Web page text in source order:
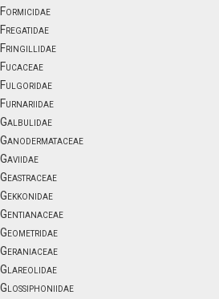
Formicidae
Fregatidae
Fringillidae
Fucaceae
Fulgoridae
Furnariidae
Galbulidae
Ganodermataceae
Gaviidae
Geastraceae
Gekkonidae
Gentianaceae
Geometridae
Geraniaceae
Glareolidae
Glossiphoniidae